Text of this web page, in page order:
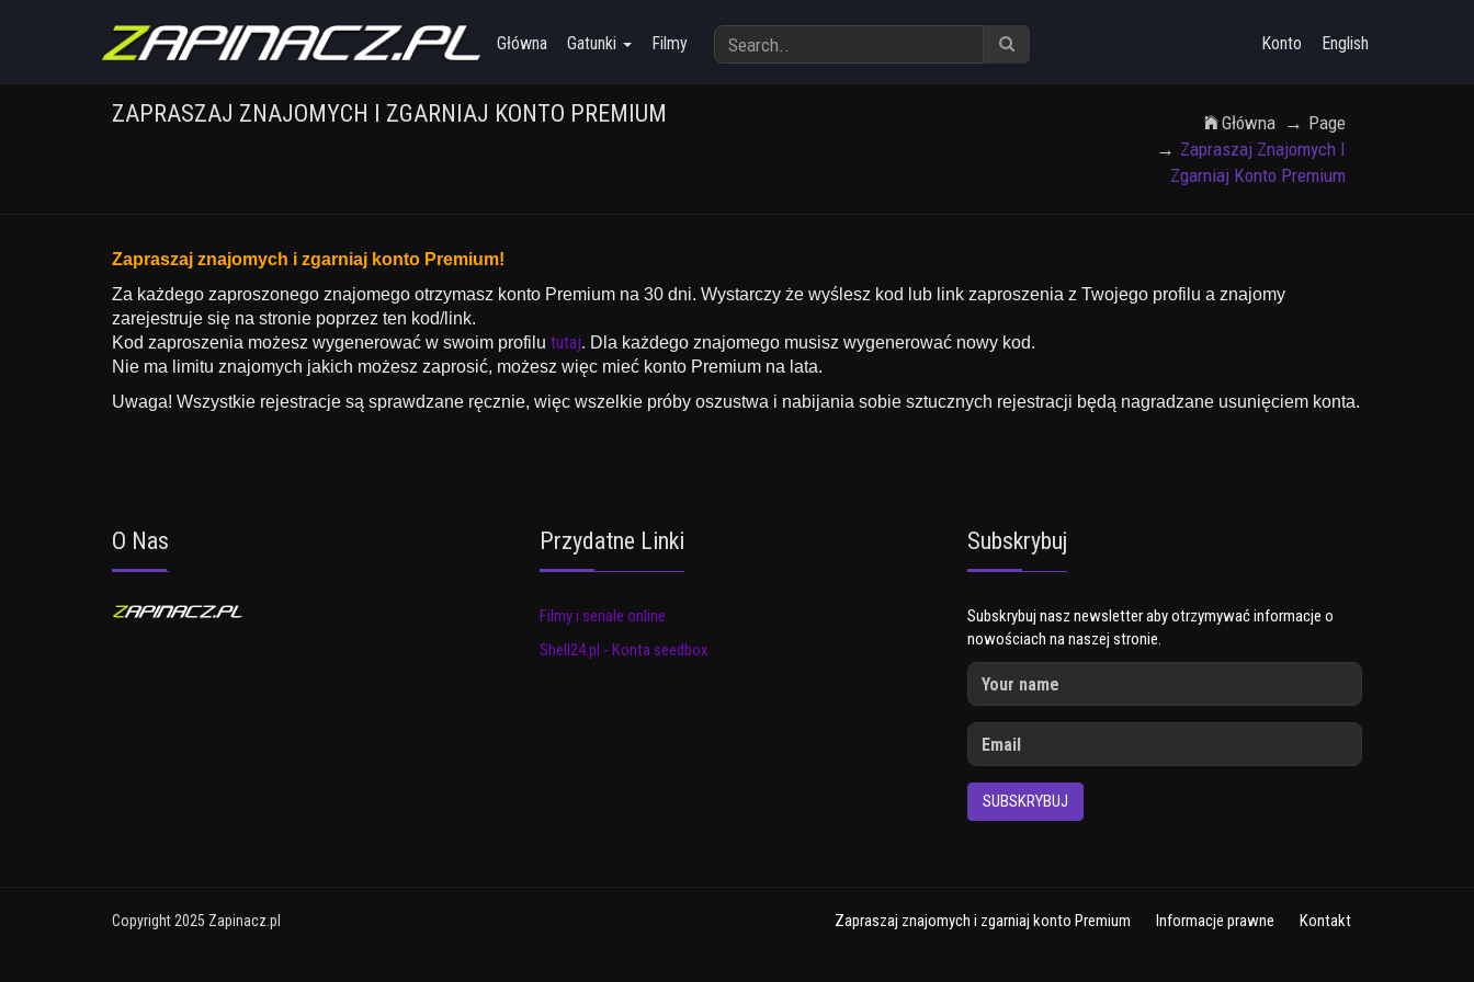
Główna Gatunki Filmy Konto English
ZAPRASZAJ ZNAJOMYCH I ZGARNIAJ KONTO PREMIUM Główna
Page
Zapraszaj Znajomych I
Zgarniaj Konto Premium
Zapraszaj znajomych i zgarniaj konto Premium!
Za każdego zaproszonego znajomego otrzymasz konto Premium na 30 dni. Wystarczy że wyślesz kod lub link zaproszenia z Twojego profilu a znajomy
zarejestruje się na stronie poprzez ten kod/link.
Kod zaproszenia możesz wygenerować w swoim profilu tutaj. Dla każdego znajomego musisz wygenerować nowy kod.
Nie ma limitu znajomych jakich możesz zaprosić, możesz więc mieć konto Premium na lata.
Uwaga! Wszystkie rejestracje są sprawdzane ręcznie, więc wszelkie próby oszustwa i nabijania sobie sztucznych rejestracji będą nagradzane usunięciem konta.
O Nas Przydatne Linki
Filmy i seriale online
Shell24.pl - Konta seedbox
Subskrybuj
Subskrybuj nasz newsletter aby otrzymywać informacje o
nowościach na naszej stronie.
SUBSKRYBUJ
Copyright 2025 Zapinacz.pl Zapraszaj znajomych i zgarniaj konto Premium Informacje prawne Kontakt